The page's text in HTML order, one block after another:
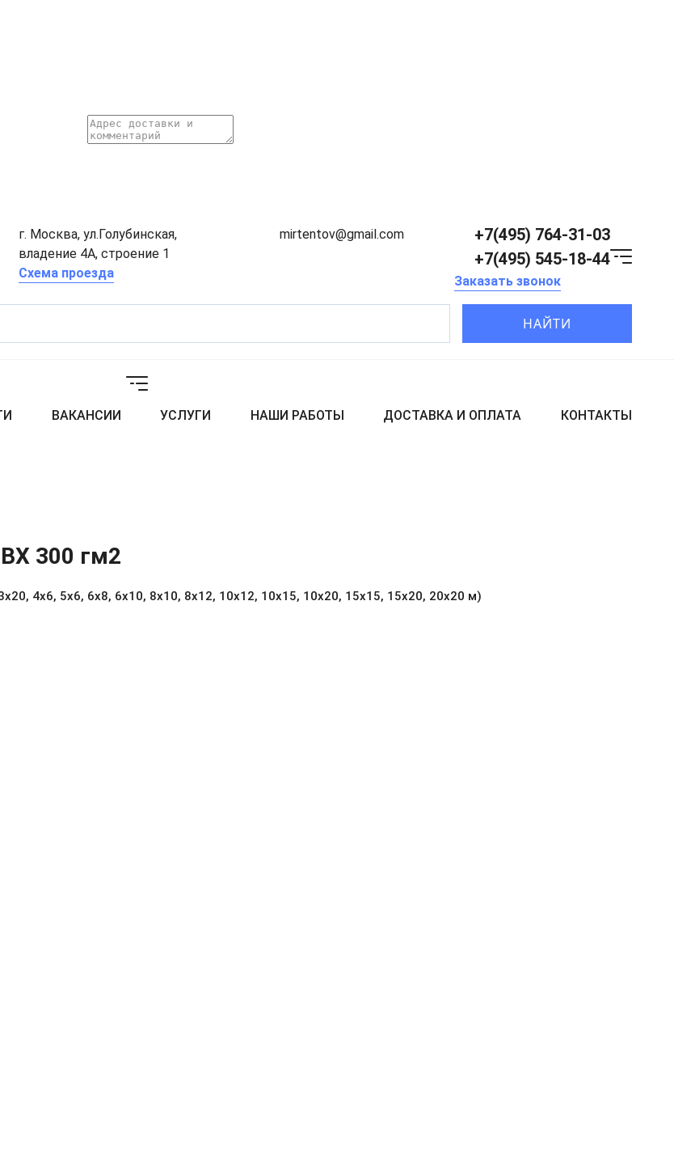
г. Москва, ул.Голубинская,
владение 4А, строение 1
Схема проезда
mirtentov@gmail.com
+7(495) 764-31-03
+7(495) 545-18-44
Заказать звонок
НАЙТИ
ВАКАНСИИ УСЛУГИ НАШИ РАБОТЫ ДОСТАВКА И ОПЛАТА КОНТАКТЫ
300 гм2
4х6, 5х6, 6х8, 6х10, 8х10, 8х12, 10х12, 10х15, 10х20, 15х15, 15х20, 20х20 м)